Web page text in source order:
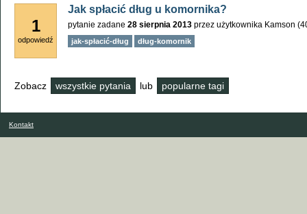
1
odpowiedź
Jak spłacić dług u komornika?
pytanie zadane 28 sierpnia 2013 przez użytkownika Kamson (
jak-spłacić-dług dług-komornik
Zobacz wszystkie pytania lub popularne tagi
Kontakt